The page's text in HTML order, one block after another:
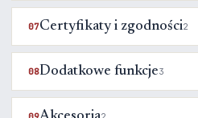
07Certyfikaty i zgodności2
08Dodatkowe funkcje3